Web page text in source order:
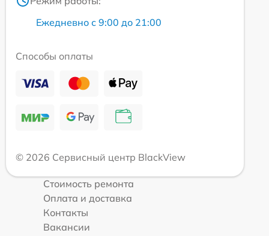
Ежедневно с 9:00 до 21:00
Способы оплаты
© 2026 Сервисный центр BlackView
Стоимость ремонта
Оплата и доставка
Контакты
Вакансии